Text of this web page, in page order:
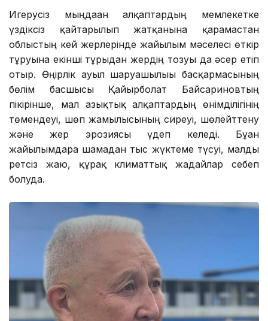
Игерусіз мыңдаған алқаптардың мемлекетке
үздіксіз қайтарылып жатқанына қарамастан
облыстың кей жерлерінде жайылым мәселесі өткір
тұруына екінші тұрғыдан жердің тозуы да әсер етіп
отыр. Өңірлік ауыл шаруашылығы басқармасының
бөлім басшысы Қайырболат Байсариновтың
пікірінше, мал азықтық алқаптардың өнімділігінің
төмендеуі, шөп жамылғысының сиреуі, шөлейттену
және жер эрозиясы үдеп келеді. Бұған
жайылымдарға шамадан тыс жүктеме түсуі, малды
ретсіз жаю, құрғақ климаттық жағдайлар себеп
болуда.